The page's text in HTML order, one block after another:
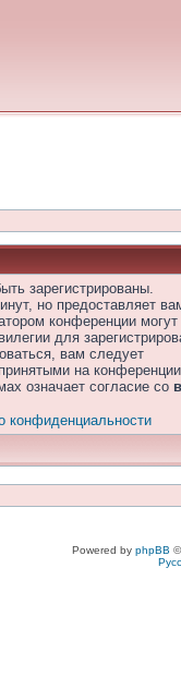
зарегистрированы.
но предоставляет
конференции
для
вам следует
на
означает согласие со
конфиденциальности
Powered by phpBB